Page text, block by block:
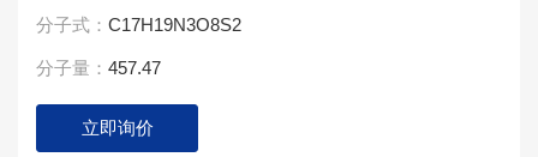
分子式： C17H19N3O8S2
分子量： 457.47
立即询价